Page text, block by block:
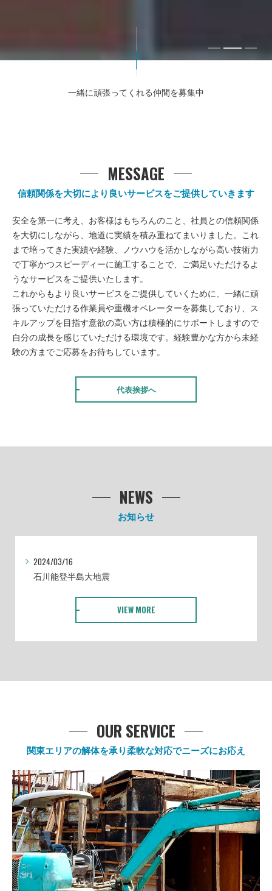
一緒に頑張ってくれる仲間を募集中
信頼関係を大切により良いサービスをご提供していきます
MESSAGE
安全を第一に考え、お客様はもちろんのこと、社員との信頼関係
を大切にしながら、地道に実績を積み重ねてまいりました。これ
まで培ってきた実績や経験、ノウハウを活かしながら高い技術力
で丁寧かつスピーディーに施工することで、ご満足いただけるよ
うなサービスをご提供いたします。
これからもより良いサービスをご提供していくために、一緒に頑
張っていただける作業員や重機オペレーターを募集しており、ス
キルアップを目指す意欲の高い方は積極的にサポートしますので
自分の成長を感じていただける環境です。経験豊かな方から未経
験の方までご応募をお待ちしています。
代表挨拶へ
お知らせ
NEWS
2024/11/08
祝★事務所移転しました！＠町屋事務所
石川能登半島大地震
2024/02/05
店舗の改修工事
⛑安全対策会議を行いました👷
VIEW MORE
関東エリアの解体を承り柔軟な対応でニーズにお応え
OUR SERVICE